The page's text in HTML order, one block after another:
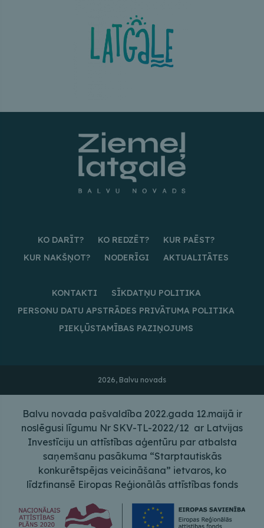
KO DARĪT? KO REDZĒT?
KUR PAĒST?
KUR NAKŠŅOT?
NODERĪGI AKTUALITĀTES
KONTAKTI
SĪKDATŅU POLITIKA
PERSONU DATU APSTRĀDES PRIVĀTUMA POLITIKA
PIEKĻŪSTAMĪBAS PAZIŅOJUMS
2026, Balvu novads
Balvu novada pašvaldība 2022.gada 12.maijā ir
noslēgusi līgumu Nr SKV-TL-2022/12 ar Latvijas
Investīciju un attīstības aģentūru par atbalsta
saņemšanu pasākuma “Starptautiskās
konkurētspējas veicināšana” ietvaros, ko
līdzfinansē Eiropas Reģionālās attīstības fonds